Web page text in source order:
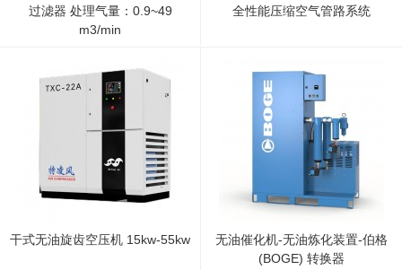
过滤器 处理气量：0.9~49
m3/min
全性能压缩空气管路系统
干式无油旋齿空压机 15kw-55kw
无油催化机-无油炼化装置-伯格
(BOGE) 转换器